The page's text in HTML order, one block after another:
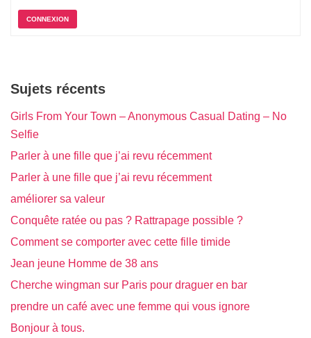
CONNEXION
Sujets récents
Girls From Your Town – Anonymous Casual Dating – No
Selfie
Parler à une fille que j’ai revu récemment
Parler à une fille que j’ai revu récemment
améliorer sa valeur
Conquête ratée ou pas ? Rattrapage possible ?
Comment se comporter avec cette fille timide
Jean jeune Homme de 38 ans
Cherche wingman sur Paris pour draguer en bar
prendre un café avec une femme qui vous ignore
Bonjour à tous.